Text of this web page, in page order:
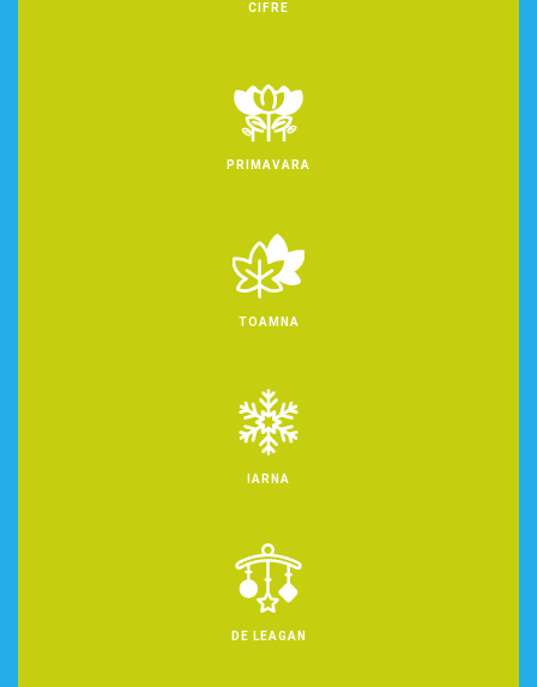
CIFRE
PRIMAVARA
TOAMNA
IARNA
DE LEAGAN